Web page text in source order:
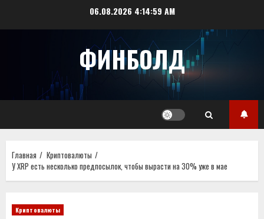
06.08.2026 4:14:59 AM
ФИНБОЛД
Главная
Криптовалюты
У XRP есть несколько предпосылок, чтобы вырасти на 30% уже в мае
Криптовалюты